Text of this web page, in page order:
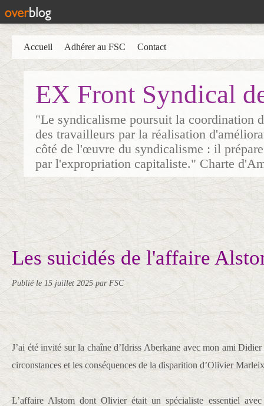
EX Front Syndical
"Le syndicalisme poursuit la coordination
des travailleurs par la réalisation
côté de l'œuvre du syndicalisme : il
par l'expropriation capitaliste." Charte
Accueil Adhérer au FSC Contact
Les suicidés de l'affaire
Publié le 15 juillet 2025 par FSC
J’ai été invité sur la chaîne d’Idriss Aberkane avec mon ami
circonstances et les conséquences de la disparition d’Olivier
L’affaire Alstom dont Olivier était un spécialiste essentiel